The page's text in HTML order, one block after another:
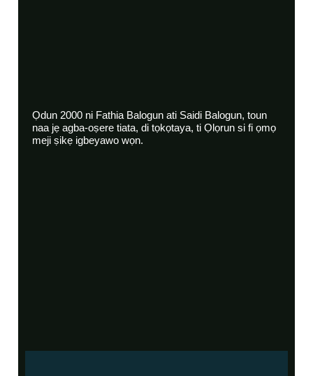
Ọdun 2000 ni Fathia Balogun ati Saidi Balogun, toun
naa jẹ agba-oṣere tiata, di tọkọtaya, ti Ọlọrun si fi ọmọ
meji ṣikẹ igbeyawo wọn.